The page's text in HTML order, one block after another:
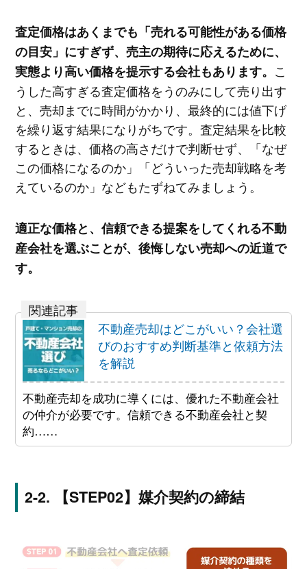
査定価格はあくまでも「売れる可能性がある価格
の目安」にすぎず、売主の期待に応えるために、
実態より高い価格を提示する会社もあります。 こ
うした高すぎる査定価格をうのみにして売り出す
と、売却までに時間がかかり、最終的には値下げ
を繰り返す結果になりがちです。査定結果を比較
するときは、価格の高さだけで判断せず、「なぜ
この価格になるのか」「どういった売却戦略を考
えているのか」などもたずねてみましょう。
適正な価格と、信頼できる提案をしてくれる不動
産会社を選ぶことが、後悔しない売却への近道で
す。
不動産売却はどこがいい？会社選
びのおすすめ判断基準と依頼方法
を解説
不動産売却を成功に導くには、優れた不動産会社
の仲介が必要です。信頼できる不動産会社と契
約……
【STEP02】媒介契約の締結